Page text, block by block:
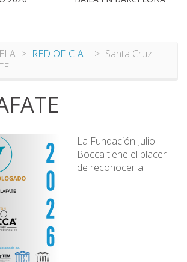
RED OFICIAL
Santa Cruz
La Fundación Julio
Bocca tiene el placer
de reconocer al